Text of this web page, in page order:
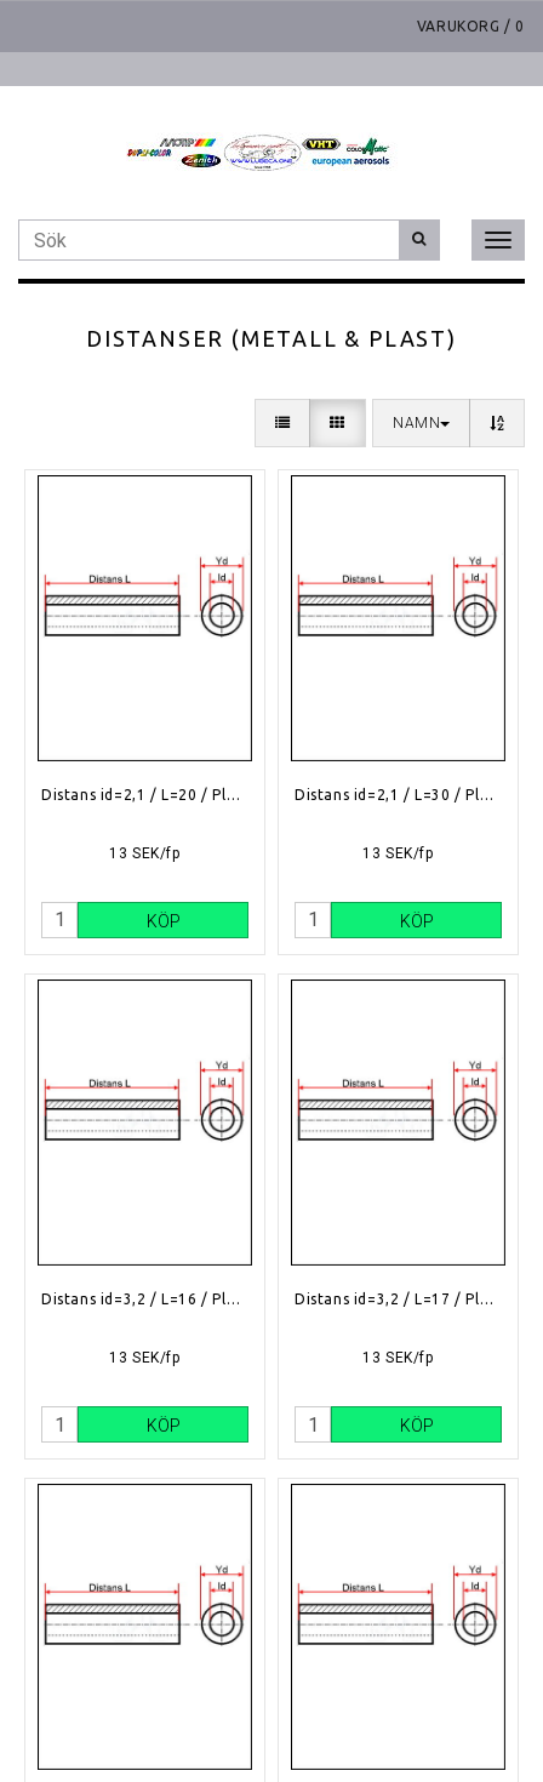
VARUKORG / 0
Toggle
DISTANSER (METALL & PLAST)
NAMN
Distans id=2,1 / L=20 / Plast
13 SEK/fp
KÖP
Distans id=2,1 / L=30 / Plast
13 SEK/fp
KÖP
Distans id=3,2 / L=16 / Plast
13 SEK/fp
KÖP
Distans id=3,2 / L=17 / Plast
13 SEK/fp
KÖP